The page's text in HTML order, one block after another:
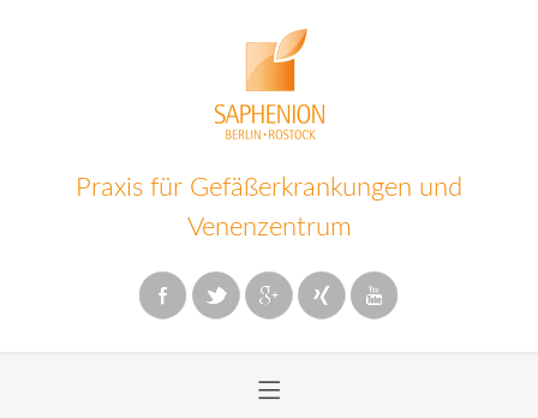
Praxis für Gefäßerkrankungen und
Venenzentrum
≡